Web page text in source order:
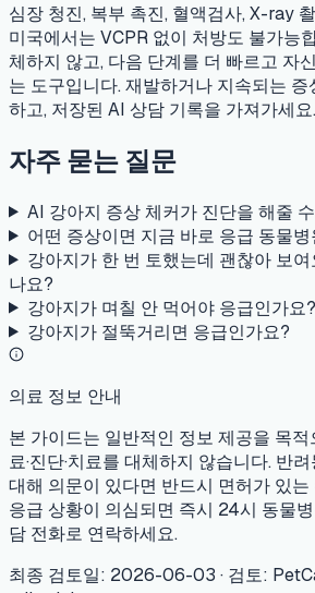
심장 청진, 복부 촉진, 혈액검사, X-ray
미국에서는 VCPR 없이 처방도 불가능
체하지 않고, 다음 단계를 더 빠르고 자
는 도구입니다. 재발하거나 지속되는
하고, 저장된 AI 상담 기록을 가져가세요.
자주 묻는 질문
AI 강아지 증상 체커가 진단을 해줄
어떤 증상이면 지금 바로 응급 동물
강아지가 한 번 토했는데 괜찮아 보
나요?
강아지가 며칠 안 먹어야 응급인가요?
강아지가 절뚝거리면 응급인가요?
의료 정보 안내
본 가이드는 일반적인 정보 제공을 목
료·진단·치료를 대체하지 않습니다. 반
대해 의문이 있다면 반드시 면허가 있
응급 상황이 의심되면 즉시 24시 동물
담 전화로 연락하세요.
최종 검토일: 2026-06-03 · 검토: